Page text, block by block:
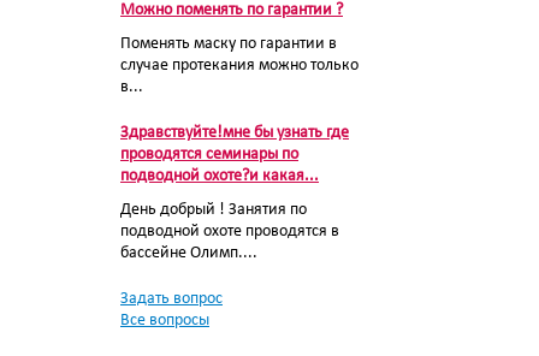
Можно поменять по гарантии ?
Поменять маску по гарантии в
случае протекания можно только
в...
Здравствуйте!мне бы узнать где
проводятся семинары по
подводной охоте?и какая...
День добрый ! Занятия по
подводной охоте проводятся в
бассейне Олимп....
Задать вопрос
Все вопросы